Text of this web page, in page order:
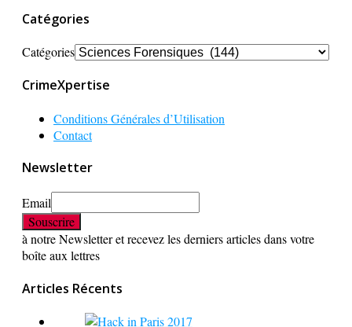
Catégories
Catégories
CrimeXpertise
Conditions Générales d’Utilisation
Contact
Newsletter
Email
à notre Newsletter et recevez les derniers articles dans votre
boîte aux lettres
Articles Récents